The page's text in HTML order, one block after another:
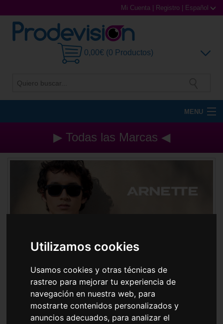
Utilizamos cookies
Usamos cookies y otras técnicas de
rastreo para mejorar tu experiencia de
navegación en nuestra web, para
mostrarte contenidos personalizados y
anuncios adecuados, para analizar el
Mi Cuenta Registro Español
0,00€ (0 Productos)
MENU
Gafas de Sol
Gafas Graduadas
Gafas Deportivas
▶ Todas las Marcas ◀
Gafas de SolArnette
Ordenar por